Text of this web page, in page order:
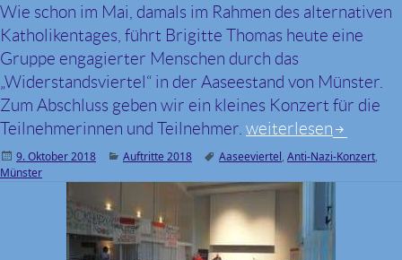
Wie schon im Mai, damals im Rahmen des alternativen
Katholikentages, führt Brigitte Thomas heute eine
Gruppe engagierter Menschen durch das
„Widerstandsviertel“ in der Aaseestand von Münster.
Zum Abschluss geben wir ein kleines Konzert für die
Teilnehmerinnen und Teilnehmer. 9. Oktober 2018,
weiterlesen
Veröffentlicht
am
9. Oktober 2018 Kategorien
Auftritte 2018 Schlagwörter
Aaseeviertel, Anti-Nazi-Konzert,
Münster